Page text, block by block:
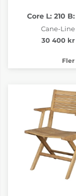
Core L: 210
Cane-Line
30 400 kr
Fler